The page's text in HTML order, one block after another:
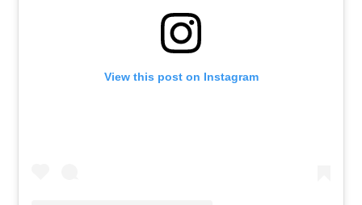
View this post on Instagram